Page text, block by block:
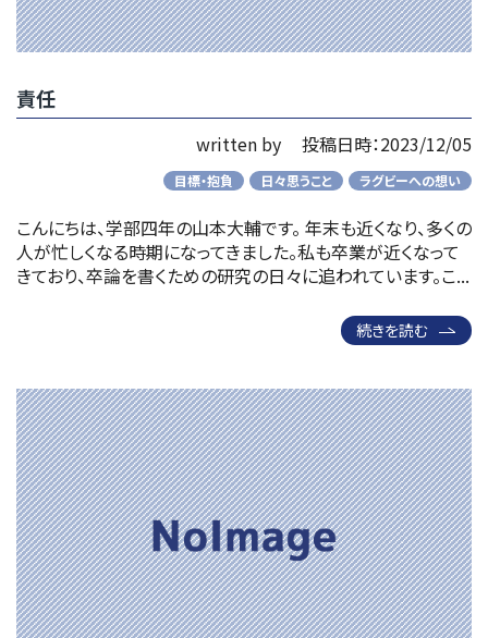
責任
written by 投稿日時：2023/12/05
目標・抱負 日々思うこと ラグビーへの想い
こんにちは、学部四年の山本大輔です。 年末も近くなり、多くの
人が忙しくなる時期になってきました。私も卒業が近くなって
きており、卒論を書くための研究の日々に追われています。こ...
続きを読む